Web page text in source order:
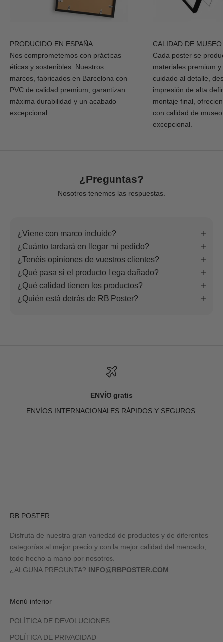
PRODUCIDO EN ESPAÑA
Nos comprometemos con prácticas
éticas y sostenibles. Nuestros
marcos, fabricados en Barcelona con
PVC de calidad premium, garantizan
máxima durabilidad y un acabado
excepcional.
CALIDAD DE MUSEO
Cada poster se
materiales premium
cuidado al detalle,
impresión de alta
montaje final,
con calidad de
excepcional.
¿Preguntas?
Nosotros tenemos las respuestas.
¿Viene con marco incluido?
¿Cuánto tardará en llegar mi pedido?
¿Tenéis opiniones de vuestros clientes?
¿Qué pasa si el producto llega dañado?
¿Qué calidad tienen los productos?
¿Quién está detrás de RB Poster?
ENVÍO gratis
ENVÍOS INTERNACIONALES RÁPIDOS Y SEGUROS.
RB POSTER
Disfruta de nuestra gran variedad de productos y de diferentes
categorías al mejor precio y con la mejor calidad del mercado,
todo hecho a mano por nosotros.
¿ALGUNA PREGUNTA? INFO@RBPOSTER.COM
Menú inferior
POLÍTICA DE DEVOLUCIONES
POLÍTICA DE PRIVACIDAD